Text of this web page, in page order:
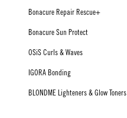
Bonacure Repair Rescue+
Bonacure Sun Protect
OSiS Curls & Waves
IGORA Bonding
BLONDME Lighteners & Glow Toners